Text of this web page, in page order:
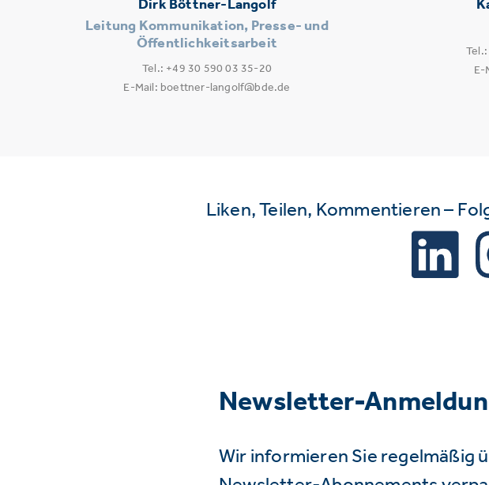
Dirk Böttner-Langolf
Leitung Kommunikation, Presse- und
Öffentlichkeitsarbeit
Tel.: +49 30 590 03 35-20
E-Mail: boettner-langolf@bde.de
E-
Liken, Teilen, Kommentieren –
Newsletter-
Wir informieren Sie regelmäßig